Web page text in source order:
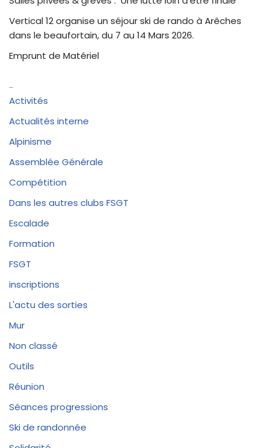
Vertical 12 organise un séjour ski de rando à Arêches
dans le beaufortain, du 7 au 14 Mars 2026.
Emprunt de Matériel
Activités
Actualités interne
Alpinisme
Assemblée Générale
Compétition
Dans les autres clubs FSGT
Escalade
Formation
FSGT
inscriptions
L'actu des sorties
Mur
Non classé
Outils
Réunion
Séances progressions
Ski de randonnée